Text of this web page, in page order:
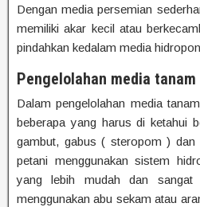
Dengan media persemian
memiliki akar kecil atau
pindahkan kedalam media
Pengelolahan media tanam
Dalam pengelolahan media
beberapa yang harus di ketahui
gambut, gabus ( steropom ) dan
petani menggunakan sistem
yang lebih mudah dan sangat
menggunakan abu sekam atau